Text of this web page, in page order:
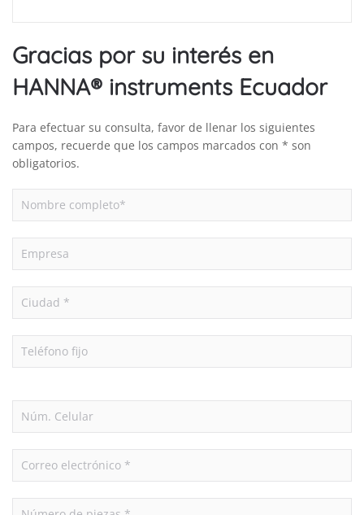
Gracias por su interés en
HANNA® instruments Ecuador
Para efectuar su consulta, favor de llenar los siguientes
campos, recuerde que los campos marcados con * son
obligatorios.